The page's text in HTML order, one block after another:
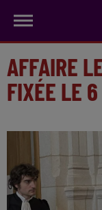
AFFAIRE
FIXÉE LE